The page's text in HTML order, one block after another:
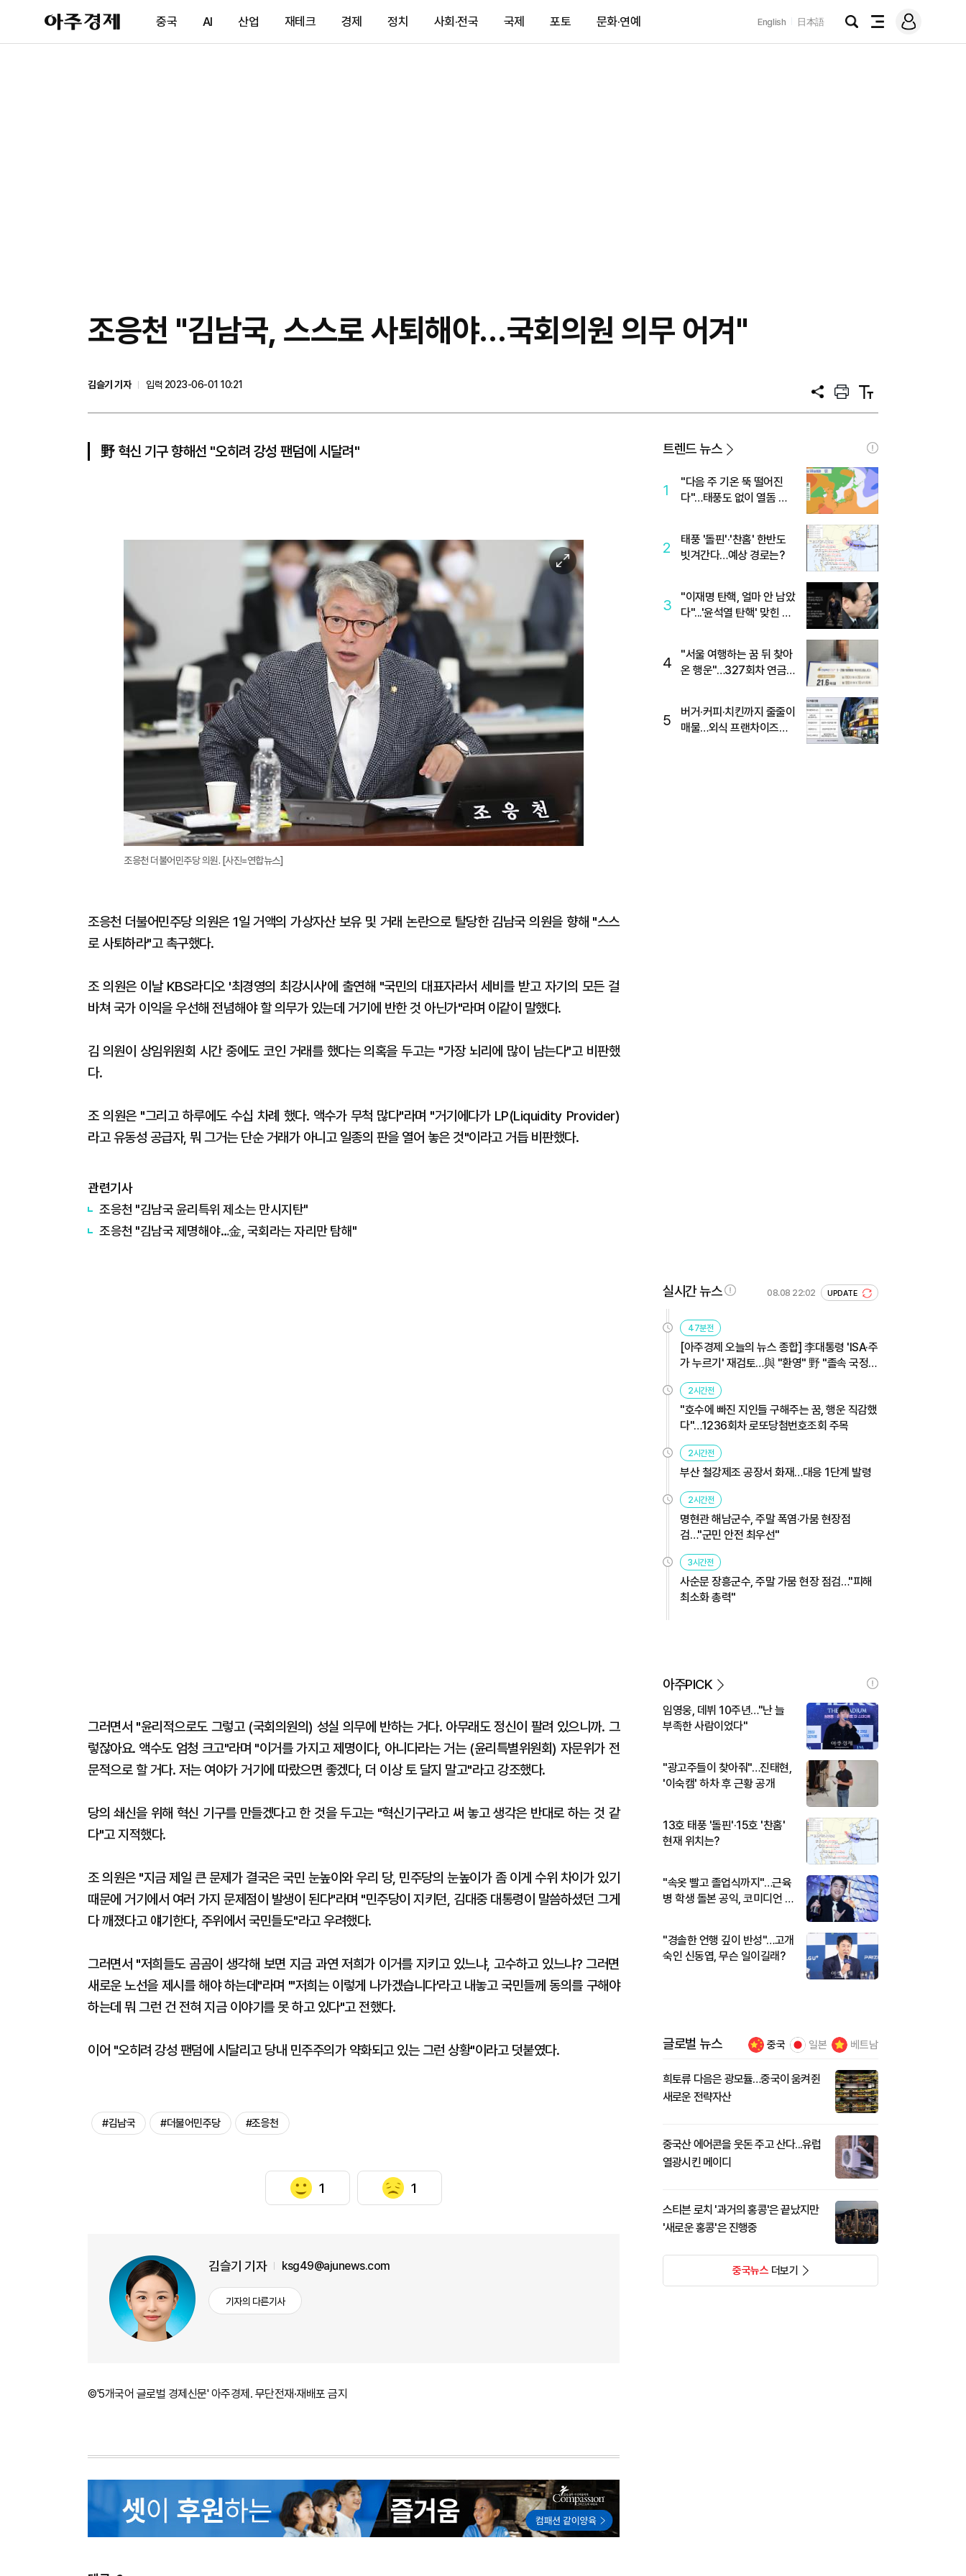
아
주
제
중국 AI 산업 재테크 경제 정치 사회·전국 국제 포토 문화·연예 English 日本語
검
전
메
그
조응천 "김남국, 스스로 사퇴해야…국회의원 의무 어겨"
김슬기 기자
입력 2023-06-01 10:21
공
프
트
텍
트
野 혁신 기구 향해선 "오히려 강성 팬덤에 시달려"
이
미
조응천 더불어민주당 의원. [사진=연합뉴스]
조응천 더불어민주당 의원은 1일 거액의 가상자산 보유 및 거래 논란으로 탈당한 김남국 의원을 향해 "스스
로 사퇴하라"고 촉구했다.
조 의원은 이날 KBS라디오 '최경영의 최강시사'에 출연해 "국민의 대표자라서 세비를 받고 자기의 모든 걸
바쳐 국가 이익을 우선해 전념해야 할 의무가 있는데 거기에 반한 것 아닌가"라며 이같이 말했다.
김 의원이 상임위원회 시간 중에도 코인 거래를 했다는 의혹을 두고는 "가장 뇌리에 많이 남는다"고 비판했
다.
조 의원은 "그리고 하루에도 수십 차례 했다. 액수가 무척 많다"라며 "거기에다가 LP(Liquidity Provider)
라고 유동성 공급자, 뭐 그거는 단순 거래가 아니고 일종의 판을 열어 놓은 것"이라고 거듭 비판했다.
관련기사
조응천 "김남국 윤리특위 제소는 만시지탄"
조응천 "김남국 제명해야…金, 국회라는 자리만 탐해"
그러면서 "윤리적으로도 그렇고 (국회의원의) 성실 의무에 반하는 거다. 아무래도 정신이 팔려 있으니까. 그
렇잖아요. 액수도 엄청 크고"라며 "이거를 가지고 제명이다, 아니다라는 거는 (윤리특별위원회) 자문위가 전
문적으로 할 거다. 저는 여야가 거기에 따랐으면 좋겠다, 더 이상 토 달지 말고"라고 강조했다.
당의 쇄신을 위해 혁신 기구를 만들겠다고 한 것을 두고는 "혁신기구라고 써 놓고 생각은 반대로 하는 것 같
다"고 지적했다.
조 의원은 "지금 제일 큰 문제가 결국은 국민 눈높이와 우리 당, 민주당의 눈높이가 좀 이게 수위 차이가 있기
때문에 거기에서 여러 가지 문제점이 발생이 된다"라며 "민주당이 지키던, 김대중 대통령이 말씀하셨던 그게
다 깨졌다고 얘기한다, 주위에서 국민들도"라고 우려했다.
그러면서 "저희들도 곰곰이 생각해 보면 지금 과연 저희가 이거를 지키고 있느냐, 고수하고 있느냐? 그러면
새로운 노선을 제시를 해야 하는데"라며 "'저희는 이렇게 나가겠습니다'라고 내놓고 국민들께 동의를 구해야
하는데 뭐 그런 건 전혀 지금 이야기를 못 하고 있다"고 전했다.
이어 "오히려 강성 팬덤에 시달리고 당내 민주주의가 약화되고 있는 그런 상황"이라고 덧붙였다.
#김남국 #더불어민주당 #조응천
1 1
김슬기 기자 ksg49@ajunews.com
기자의 다른기사
©'5개국어 글로벌 경제신문' 아주경제. 무단전재·재배포 금지
트렌드 뉴스
1
"다음 주 기온 뚝 떨어진
다"…태풍도 없이 열돔 박
2
태풍 '돌핀'·'찬홈' 한반도
빗겨간다…예상 경로는?
3
"이재명 탄핵, 얼마 안 남았
다"...'윤석열 탄핵' 맞힌 무
4
"서울 여행하는 꿈 뒤 찾아
온 행운"…327회차 연금
5
버거·커피·치킨까지 줄줄이
매물…외식 프랜차이즈
실시간 뉴스 08.08 22:02 UPDATE
47분전
[아주경제 오늘의 뉴스 종합] 李대통령 'ISA·주
가 누르기' 재검토…與 "환영" 野 "졸속 국정"
外
2시간전
"호수에 빠진 지인들 구해주는 꿈, 행운 직감했
다"…1236회차 로또당첨번호조회 주목
2시간전
부산 철강제조 공장서 화재…대응 1단계 발령
2시간전
명현관 해남군수, 주말 폭염·가뭄 현장점
검…"군민 안전 최우선"
3시간전
사순문 장흥군수, 주말 가뭄 현장 점검…"피해
최소화 총력"
아주PICK
임영웅, 데뷔 10주년…"난 늘
부족한 사람이었다"
"광고주들이 찾아줘"…진태현,
'이숙캠' 하차 후 근황 공개
13호 태풍 '돌핀'·15호 '찬홈'
현재 위치는?
"속옷 빨고 졸업식까지"…근육
병 학생 돌본 공익, 코미디언 김
"경솔한 언행 깊이 반성"…고개
숙인 신동엽, 무슨 일이길래?
글로벌 뉴스 중국 일본 베트남
희토류 다음은 광모듈…중국이 움켜쥔
새로운 전략자산
중국산 에어콘을 웃돈 주고 산다...유럽
열광시킨 메이디
스티븐 로치 '과거의 홍콩'은 끝났지만
'새로운 홍콩'은 진행중
중국뉴스더보기